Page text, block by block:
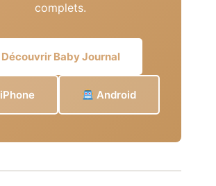
complets.
Découvrir Baby Journal
iPhone Android